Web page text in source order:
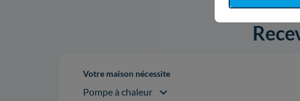
Votre maison nécessite
Pompe à chaleur